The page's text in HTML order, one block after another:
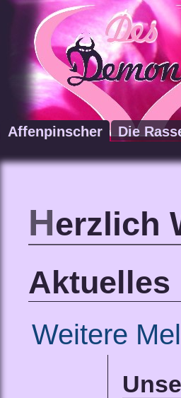
Affenpinscher Die
Herzlich
Aktuelles
Weitere